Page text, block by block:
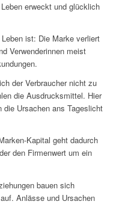
erweckt und glücklich
ist: Die Marke verliert
Verwenderinnen meist
der Verbraucher nicht zu
die Ausdrucksmittel. Hier
Ursachen ans Tageslicht
Kapital geht dadurch
den Firmenwert um ein
bauen sich
Anlässe und Ursachen